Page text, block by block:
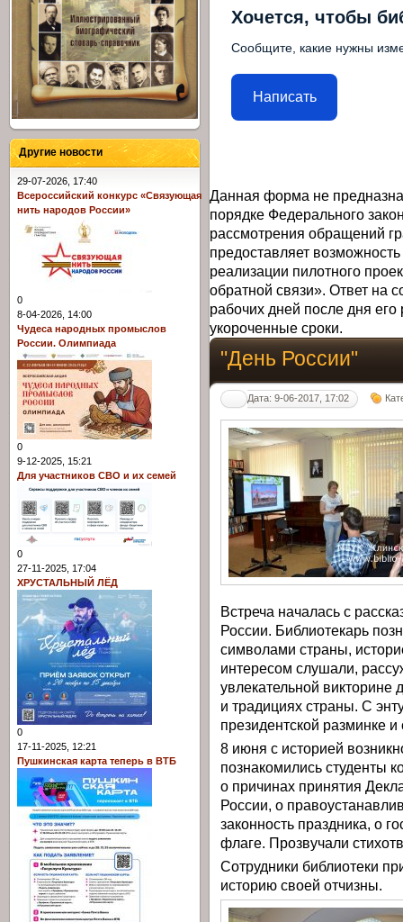
Хочется, чтобы
Сообщите, какие нужны
Написать
Данная форма не
порядке Федерального
рассмотрения обращений
предоставляет
реализации пилотного
обратной связи». Ответ на
рабочих дней после дня
укороченные сроки.
"День России"
Дата: 9-06-2017, 17:02
Встреча началась с
России. Библиотекарь
символами страны,
интересом слушали,
увлекательной викторине
и традициях страны. С
президентской разминке
8 июня с историей
познакомились студенты
о причинах принятия
России, о
законность праздника, о
флаге. Прозвучали
Сотрудники библиотеки
историю своей отчизны.
Другие новости
29-07-2026, 17:40
Всероссийский конкурс «Связующая
нить народов России»
0
8-04-2026, 14:00
Чудеса народных промыслов
России. Олимпиада
0
9-12-2025, 15:21
Для участников СВО и их семей
0
27-11-2025, 17:04
ХРУСТАЛЬНЫЙ ЛЁД
0
17-11-2025, 12:21
Пушкинская карта теперь в ВТБ